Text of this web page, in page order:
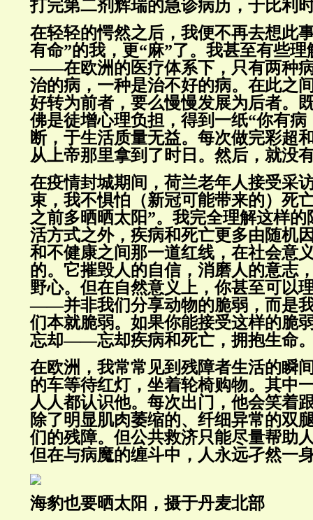
打完第二剂辉瑞的急诊病历，于比利
在轻轻的愕然之后，我便不再去想此
有命”的我，更“麻”了。我甚至有些理
——在欧洲的医疗体系下，只有两种
治的病，一种是治不好的病。在此之
好转为前者，要么慢慢发展为后者。
佛是徒增心理负担，得到一纸“你有病
断，于生活质量无益。每次做完彩超
从上帝那里拿到了时日。然后，就没
在疫情封城期间，荷兰老年人接受采
束，我不惧怕（新冠可能带来的）死
之前多晒晒太阳”。我完全理解这样
活方式之外，疾病和死亡更多由随机
和不健康之间那一道红线，在社会意
的。它摧毁人的自信，消磨人的意志
野心。但在自然意义上，你甚至可以
——并非我们分享动物的脆弱，而是
们本就脆弱。如果你能接受这样的脆
忘却——忘却疾病和死亡，拥抱生命
在欧洲，我常常见到残障者生活的瞬
的车等待红灯，坐着轮椅购物。其中
人人都认识他。每次出门，他会笑着
除了明显肌肉萎缩的、纤细异常的双
们的残障。但公共救济只能尽量帮助
但在与病魔的缠斗中，人永远孑然一
海豹也要晒太阳，摄于丹麦北部